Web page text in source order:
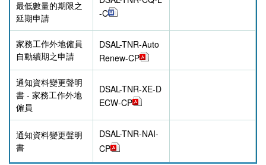
最低數量的期限之
延期申請
-C
家務工作外地僱員
自動續期之申請
DSAL-TNR-Auto
Renew-CP
通知資料變更聲明
書 - 家務工作外地
僱員
DSAL-TNR-XE-D
ECW-CP
通知資料變更聲明
書
DSAL-TNR-NAI-
CP